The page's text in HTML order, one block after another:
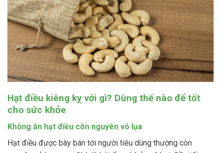
Hạt điều kiêng kỵ với gì? Dùng thế nào để tốt
cho sức khỏe
Không ăn hạt điều còn nguyên vỏ lụa
Hạt điều được bày bán tới người tiêu dùng thường còn